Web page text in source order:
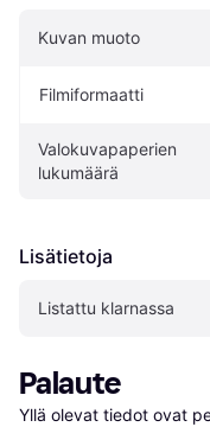
Kuvan muoto
Filmiformaatti
Valokuvapaperien
lukumäärä
Lisätietoja
Listattu klarnassa
Palaute
Yllä olevat tiedot ovat